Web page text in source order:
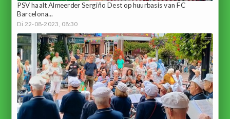
PSV haalt Almeerder Sergiño Dest op huurbasis van FC
Barcelona...
Di 22-08-2023, 08:30